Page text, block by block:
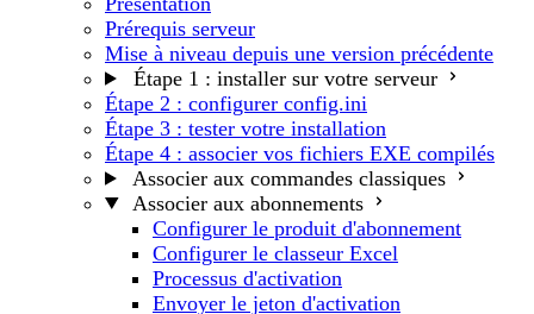
Prérequis serveur
Mise à niveau depuis une version précédente
Étape 1 : installer sur votre serveur
Étape 2 : configurer config.ini
Étape 3 : tester votre installation
Étape 4 : associer vos fichiers EXE compilés
Associer aux commandes classiques
Associer aux abonnements
Configurer le produit d'abonnement
Configurer le classeur Excel
Processus d'activation
Envoyer le jeton d'activation